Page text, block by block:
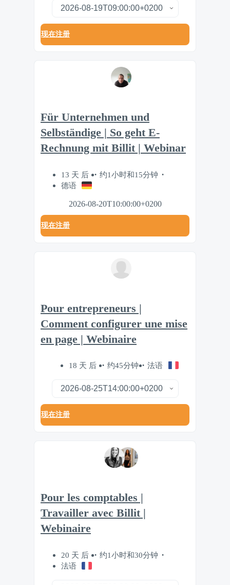
现在注册
Für Unternehmen und
Selbständige | So geht E-
Rechnung mit Billit | Webinar
13 天 后
约1小时和15分钟
德语
2026-08-20T10:00:00+0200
现在注册
Pour entrepreneurs |
Comment configurer une mise
en page | Webinaire
18 天 后 约45分钟 法语
现在注册
Pour les comptables |
Travailler avec Billit |
Webinaire
20 天 后
约1小时和30分钟
法语